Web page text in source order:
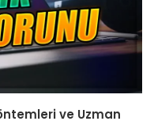
ve Uzman